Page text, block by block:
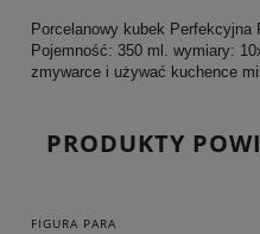
Porcelanowy kubek Perfekcyjna
Pojemność: 350 ml. wymiary:
zmywarce i używać kuchence
PRODUKTY
FIGURA PARA